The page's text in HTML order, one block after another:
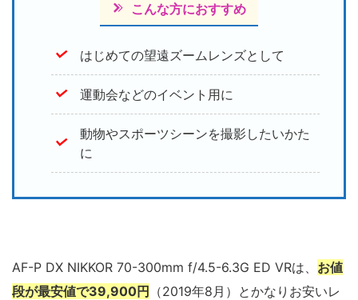
こんな方におすすめ
はじめての望遠ズームレンズとして
運動会などのイベント用に
動物やスポーツシーンを撮影したいかた
に
AF-P DX NIKKOR 70-300mm f/4.5-6.3G ED VRは、 お値
段が最安値で39,900円 （2019年8月）とかなりお安いレ